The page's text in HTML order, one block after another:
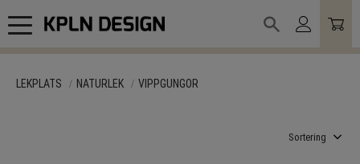
Meny
LEKPLATS NATURLEK VIPPGUNGOR